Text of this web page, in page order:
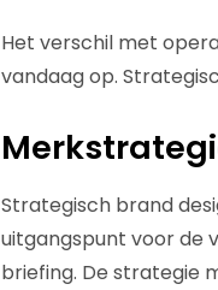
Het verschil met
vandaag op.
Strategisch brand
uitgangspunt voor de
briefing. De strategie